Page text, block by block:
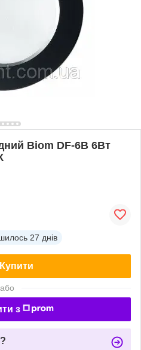
Biom DF-6B 6Вт
27 днів
Купити
або
з